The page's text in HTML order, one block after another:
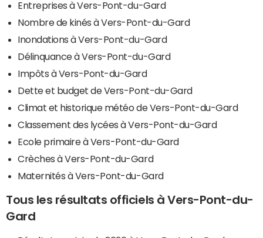
Entreprises à Vers-Pont-du-Gard
Nombre de kinés à Vers-Pont-du-Gard
Inondations à Vers-Pont-du-Gard
Délinquance à Vers-Pont-du-Gard
Impôts à Vers-Pont-du-Gard
Dette et budget de Vers-Pont-du-Gard
Climat et historique météo de Vers-Pont-du-Gard
Classement des lycées à Vers-Pont-du-Gard
Ecole primaire à Vers-Pont-du-Gard
Crèches à Vers-Pont-du-Gard
Maternités à Vers-Pont-du-Gard
Tous les résultats officiels à Vers-Pont-du-
Gard